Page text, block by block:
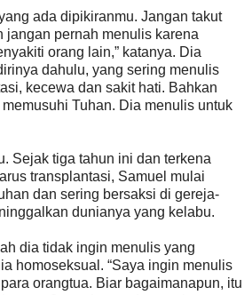
ada dipikiranmu. Jangan takut
jangan pernah menulis karena
orang lain,” katanya. Dia
dahulu, yang sering menulis
kecewa dan sakit hati. Bahkan
Tuhan. Dia menulis untuk
Sejak tiga tahun ini dan terkena
transplantasi, Samuel mulai
dan sering bersaksi di gereja-
dunianya yang kelabu.
dia tidak ingin menulis yang
homoseksual. “Saya ingin menulis
orangtua. Biar bagaimanapun, itu